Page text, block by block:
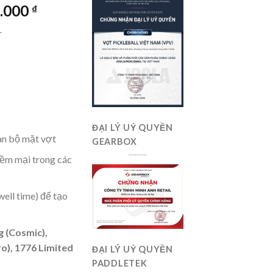
₫.
₫Giá
7.590.000 ₫.
bộ mặt vợt
mại trong các
time) để tạo
(Cosmic),
1776 Limited
ĐẠI LÝ UỶ QUYỀN
GEARBOX
ĐẠI LÝ UỶ QUYỀN
PADDLETEK